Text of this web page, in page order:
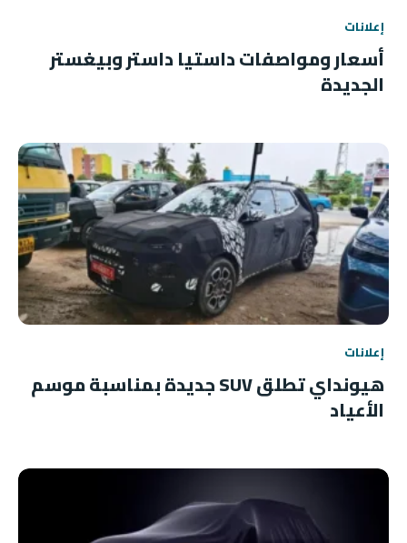
إعلانات
أسعار ومواصفات داستيا داستر وبيغستر
الجديدة
إعلانات
هيونداي تطلق SUV جديدة بمناسبة موسم
الأعياد